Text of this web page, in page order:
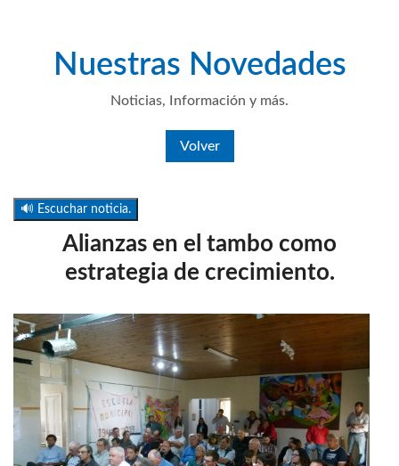
Nuestras Novedades
Noticias, Información y más.
Volver
🔊 Escuchar noticia.
Alianzas en el tambo como
estrategia de crecimiento.